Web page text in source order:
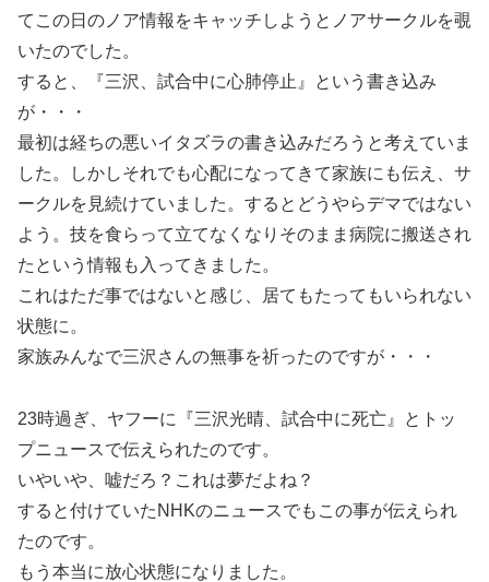
てこの日のノア情報をキャッチしようとノアサークルを覗
いたのでした。
すると、『三沢、試合中に心肺停止』という書き込み
が・・・
最初は経ちの悪いイタズラの書き込みだろうと考えていま
した。しかしそれでも心配になってきて家族にも伝え、サ
ークルを見続けていました。するとどうやらデマではない
よう。技を食らって立てなくなりそのまま病院に搬送され
たという情報も入ってきました。
これはただ事ではないと感じ、居てもたってもいられない
状態に。
家族みんなで三沢さんの無事を祈ったのですが・・・
23時過ぎ、ヤフーに『三沢光晴、試合中に死亡』とトッ
プニュースで伝えられたのです。
いやいや、嘘だろ？これは夢だよね？
すると付けていたNHKのニュースでもこの事が伝えられ
たのです。
もう本当に放心状態になりました。